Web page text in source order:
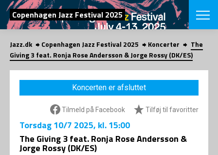
SØG
Copenhagen Jazz Festival 2025
English
VÆLG
VINTERJAZZ
Temaer
LOCATIONS
App
INFO
Jazz.dk Copenhagen Jazz Festival 2025 Koncerter
The
Giving 3 feat. Ronja Rose Andersson & Jorge Rossy (DK/ES)
Koncerten er afsluttet
Tilmeld på Facebook Tilføj til favoritter
Torsdag10/7 2025, kl. 15:00
The Giving 3 feat. Ronja Rose Andersson &
Jorge Rossy (DK/ES)